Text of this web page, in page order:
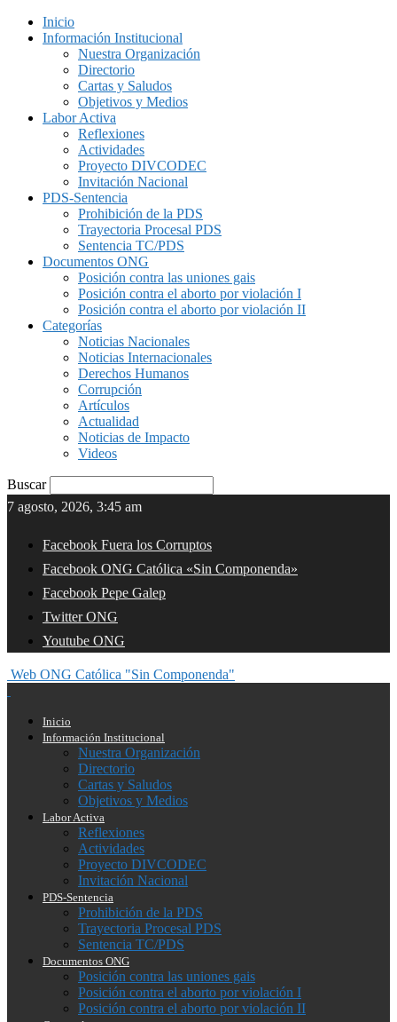
Inicio
Información Institucional
Nuestra Organización
Directorio
Cartas y Saludos
Objetivos y Medios
Labor Activa
Reflexiones
Actividades
Proyecto DIVCODEC
Invitación Nacional
PDS-Sentencia
Prohibición de la PDS
Trayectoria Procesal PDS
Sentencia TC/PDS
Documentos ONG
Posición contra las uniones gais
Posición contra el aborto por violación I
Posición contra el aborto por violación II
Categorías
Noticias Nacionales
Noticias Internacionales
Derechos Humanos
Corrupción
Artículos
Actualidad
Noticias de Impacto
Videos
Buscar
7 agosto, 2026, 3:45 am
Facebook Fuera los Corruptos
Facebook ONG Católica «Sin Componenda»
Facebook Pepe Galep
Twitter ONG
Youtube ONG
Web ONG Católica "Sin Componenda"
Inicio
Información Institucional
Nuestra Organización
Directorio
Cartas y Saludos
Objetivos y Medios
Labor Activa
Reflexiones
Actividades
Proyecto DIVCODEC
Invitación Nacional
PDS-Sentencia
Prohibición de la PDS
Trayectoria Procesal PDS
Sentencia TC/PDS
Documentos ONG
Posición contra las uniones gais
Posición contra el aborto por violación I
Posición contra el aborto por violación II